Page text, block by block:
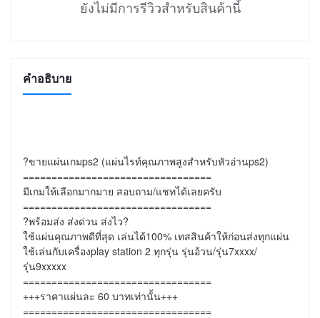
ยังไม่มีการรีวิวสำหรับสินค้านี้
คำอธิบาย
?ขายแผ่นเกมps2 (แผ่นไรท์คุณภาพสูงสำหรับหัวอ่านps2)
=================================
มีเกมให้เลือกมากมาย สอบถาม/แชทได้เลยครับ
=================================
?พร้อมส่ง ส่งด่วน ส่งไว?
ใช้แผ่นคุณภาพดีที่สุด เล่นได้100% เทสสินค้าให้ก่อนส่งทุกแผ่น
ใช้เล่นกับเครื่องplay station 2 ทุกรุ่น รุ่นอ้วน/รุ่น7xxxx/
รุ่น9xxxxx
=================================
+++ราคาแผ่นละ 60 บาทเท่านั้น+++
=================================